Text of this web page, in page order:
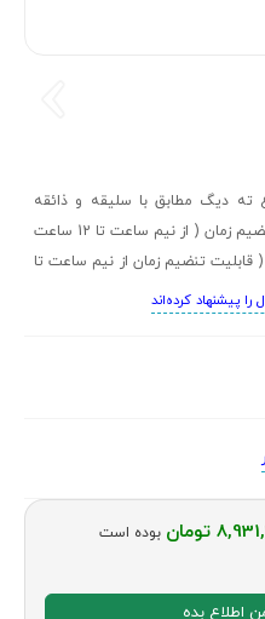
ته دیگ مطابق با سلیقه و ذائقه
مشتریان ایرانی، گرم نگهدار با قابلیت تنضیم زمان ( از نیم ساعت تا 12 ساعت
قابلیت تنضیم زمان از نیم ساعت تا
تومان بوده است
اطلاع بده